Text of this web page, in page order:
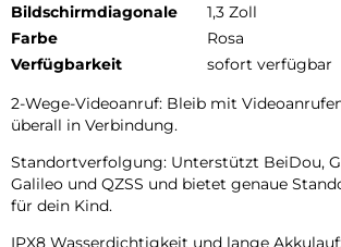
Bildschirmdiagonale
1,3 Zoll
Farbe
Rosa
Verfügbarkeit
sofort verfügbar
2-Wege-Videoanruf: Bleib mit
überall in Verbindung.
Standortverfolgung: Unterstützt BeiDou,
Galileo und QZSS und bietet genaue
für dein Kind.
IPX8 Wasserdichtigkeit und lange